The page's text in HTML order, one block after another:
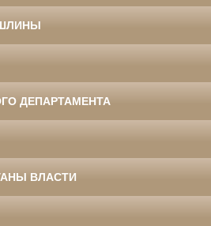
ДЕПАРТАМЕНТА
ВЛАСТИ